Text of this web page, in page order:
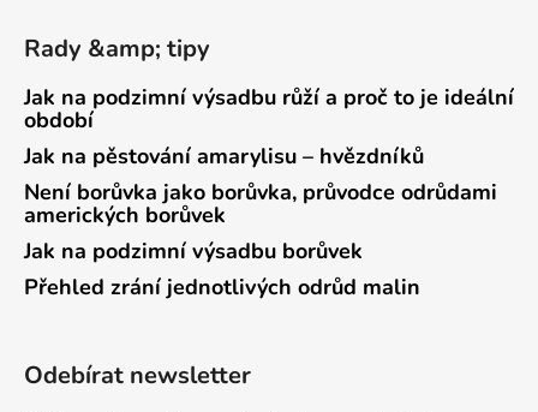
Rady &amp; tipy
Jak na podzimní výsadbu růží a proč to je ideální
období
Jak na pěstování amarylisu – hvězdníků
Není borůvka jako borůvka, průvodce odrůdami
amerických borůvek
Jak na podzimní výsadbu borůvek
Přehled zrání jednotlivých odrůd malin
Odebírat newsletter